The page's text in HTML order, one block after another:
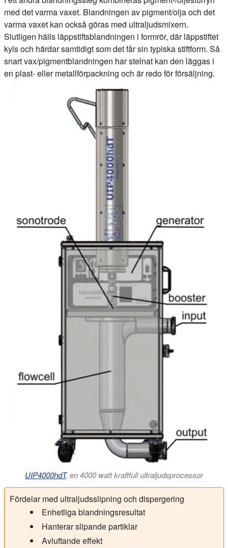
med det varma vaxet. Blandningen av pigment/olja och det
varma vaxet kan också göras med ultraljudsmixern.
Slutligen hälls läppstiftsblandningen i formrör, där läppstiftet
kyls och härdar samtidigt som det får sin typiska stiftform. Så
snart vax/pigmentblandningen har stelnat kan den läggas i
en plast- eller metallförpackning och är redo för försäljning.
UIP4000hdT, en 4000 watt kraftfull ultraljudsprocessor
Fördelar med ultraljudsslipning och dispergering
Enhetliga blandningsresultat
Hanterar slipande partiklar
Avluftande effekt